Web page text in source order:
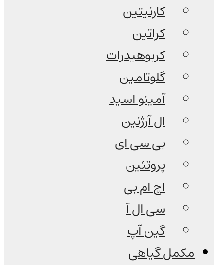
کارنیتین
کراتین
کربوهیدرات
گلوتامین
آمینو اسید
ال آرژنین
بی سی ای
پروتئین
اچ ام بی
سی ال آ
گین آپ
مکمل گیاهی